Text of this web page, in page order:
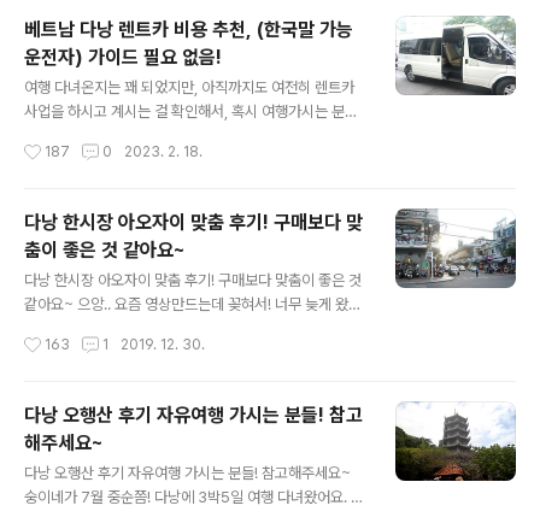
것 같은데요- 저희 가족이 2024년 여름휴가로 가볍게, 1
박 2일 정도로 해서 경북 청도에 다녀왔답니다! 사실 계곡
쪽은 많이 실망했지만, 레일바이크나 와인터널이나 소소한
포인트는 나쁘지 않았기에! 2번, 3번 갈 것 같지는 않지만.
1번 정도 가볼 곳은 된다! 라는 평을 남기고 싶네요 :)(요즘
려서.. 걱정이되네요. 이번에 가보니까 계곡이라 할 수 없을
베트남 다낭 렌트카 비용 추천, (한국말 가능
운전자) 가이드 필요 없음!
여행 다녀온지는 꽤 되었지만, 아직까지도 여전히 렌트카
사업을 하시고 계시는 걸 확인해서, 혹시 여행가시는 분들
려고 합니다. 이제 코로나로 인한 마스크로부터 자유로워
저도 코로나 터지기 전! 다녀왔던 여행 이야기를 살짝 해볼
까 해요. 설레이는 마음으로 여행 준비를 할 때, 가장 걱정
되었던게 이동수단이었습니다. 저희는 자유여행으로 갔기
때문에 따로 안내해주는 가이드도 없었거든요. 이동수단과
가이드 고민하고 있을 때, 고모 지인분께서 한국말 가능하
필요 없어질거라고 추천해주시길래 이용해보기로 했어요.
187 0 2023. 2. 18.
다낭 한시장 아오자이 맞춤 후기! 구매보다 맞
춤이 좋은 것 같아요~
다낭 한시장 아오자이 맞춤 후기! 구매보다 맞춤이 좋은 것
같아요~ 으앙.. 요즘 영상만드는데 꽂혀서! 너무 늦게 왔
은 다낭에 다녀왔을 적, 제가 제일 많이 기대하고! 기대했었
대부분 아오자이를 생각하실 것 같은데! 네, 맞습니다! 저도
아오자이 사려고 갔던거에요! 음.. 들어가는 입구부터 뭔가
묘한 냄새 때문에.. 숨을 헉헉!! 하필 입구에 젓갈 파는 곳이
있어서... 힘들어요 흙 밍가랑 언니는 이미 GG 쳤고, 저는
꿋꿋하게 숨 꾹 참고 후다닥 올라갔쥬! 2층에 가야 아오자
163 1 2019. 12. 30.
다낭 오행산 후기 자유여행 가시는 분들! 참고
해주세요~
다낭 오행산 후기 자유여행 가시는 분들! 참고해주세요~
숭이네가 7월 중순쯤! 다낭에 3박5일 여행 다녀왔어요. 숭